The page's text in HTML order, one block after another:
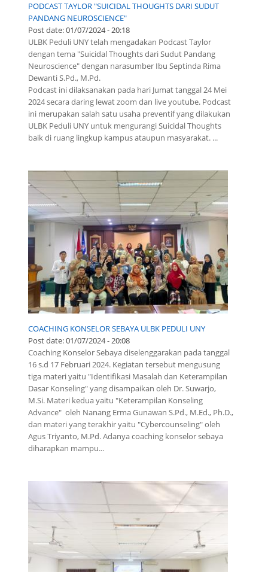
PODCAST TAYLOR "SUICIDAL THOUGHTS DARI SUDUT
PANDANG NEUROSCIENCE"
Post date:01/07/2024 - 20:18
ULBK Peduli UNY telah mengadakan Podcast Taylor
dengan tema "Suicidal Thoughts dari Sudut Pandang
Neuroscience" dengan narasumber Ibu Septinda Rima
Dewanti S.Pd., M.Pd.
Podcast ini dilaksanakan pada hari Jumat tanggal 24 Mei
2024 secara daring lewat zoom dan live youtube. Podcast
ini merupakan salah satu usaha preventif yang dilakukan
ULBK Peduli UNY untuk mengurangi Suicidal Thoughts
baik di ruang lingkup kampus ataupun masyarakat. ...
COACHING KONSELOR SEBAYA ULBK PEDULI UNY
Post date:01/07/2024 - 20:08
Coaching Konselor Sebaya diselenggarakan pada tanggal
16 s.d 17 Februari 2024. Kegiatan tersebut mengusung
tiga materi yaitu "Identifikasi Masalah dan Keterampilan
Dasar Konseling" yang disampaikan oleh Dr. Suwarjo,
M.Si. Materi kedua yaitu "Keterampilan Konseling
Advance" oleh Nanang Erma Gunawan S.Pd., M.Ed., Ph.D.,
dan materi yang terakhir yaitu "Cybercounseling" oleh
Agus Triyanto, M.Pd. Adanya coaching konselor sebaya
diharapkan mampu...